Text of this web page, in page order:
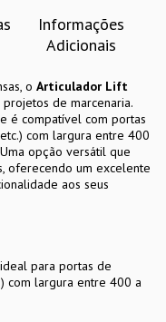
Informações
Adicionais
o Articulador Lift
de marcenaria.
é compatível com portas
com largura entre 400
opção versátil que
oferecendo um excelente
aos seus
para portas de
com largura entre 400 a